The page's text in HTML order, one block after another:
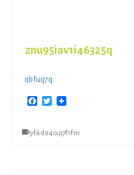
znu95iav1i46325q
ijbfuq7q
Facebook
Twitter
yf6d94cuj7f1fm